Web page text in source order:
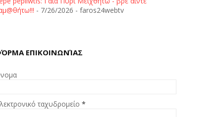
- 7/26/2026 - faros24webtv
ΕΠΙΚΟΙΝΩΝΊΑΣ
ταχυδρομείο*